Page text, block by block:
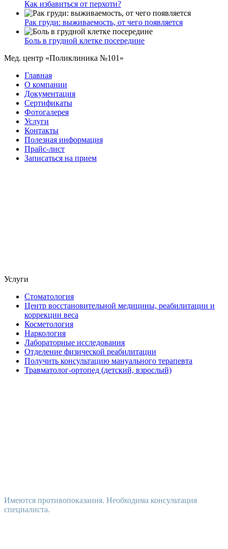
Как избавиться от перхоти?
Рак груди: выживаемость, от чего появляется
Боль в грудной клетке посередине
Мед. центр «Поликлиника №101»
Главная
О компании
Документация
Сертификаты
Фотогалерея
Услуги
Контакты
Полезная информация
Прайс-лист
Записаться на прием
Услуги
Стоматология
Центр восстановительной медицины, реабилитации и
коррекции веса
Косметология
Наркология
Лабораторные исследования
Отделение физической реабилитации
Получить консультацию мануального терапевта
Травматолог-ортопед (детский, взрослый)
Имеются противопоказания. Необходима консультация
специалиста.